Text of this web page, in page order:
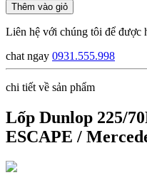
Thêm vào giỏ
Liên hệ với chúng tôi để được
chat ngay 0931.555.998
chi tiết về sản phẩm
Lốp Dunlop 225/
ESCAPE /